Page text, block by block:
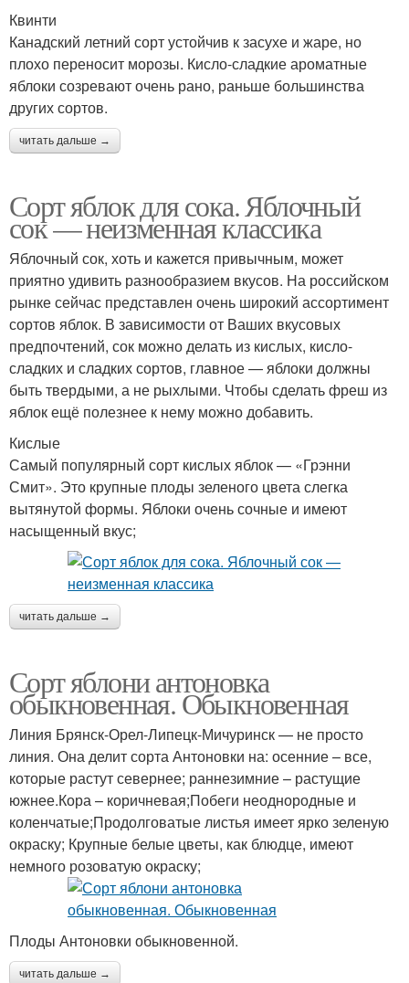
Квинти
Канадский летний сорт устойчив к засухе и жаре, но
плохо переносит морозы. Кисло-сладкие ароматные
яблоки созревают очень рано, раньше большинства
других сортов.
читать дальше →
Сорт яблок для сока. Яблочный
сок — неизменная классика
Яблочный сок, хоть и кажется привычным, может
приятно удивить разнообразием вкусов. На российском
рынке сейчас представлен очень широкий ассортимент
сортов яблок. В зависимости от Ваших вкусовых
предпочтений, сок можно делать из кислых, кисло-
сладких и сладких сортов, главное — яблоки должны
быть твердыми, а не рыхлыми. Чтобы сделать фреш из
яблок ещё полезнее к нему можно добавить.
Кислые
Самый популярный сорт кислых яблок — «Грэнни
Смит». Это крупные плоды зеленого цвета слегка
вытянутой формы. Яблоки очень сочные и имеют
насыщенный вкус;
читать дальше →
Сорт яблони антоновка
обыкновенная. Обыкновенная
Линия Брянск-Орел-Липецк-Мичуринск — не просто
линия. Она делит сорта Антоновки на: осенние – все,
которые растут севернее; раннезимние – растущие
южнее.Кора – коричневая;Побеги неоднородные и
коленчатые;Продолговатые листья имеет ярко зеленую
окраску; Крупные белые цветы, как блюдце, имеют
немного розоватую окраску;
Плоды Антоновки обыкновенной.
читать дальше →